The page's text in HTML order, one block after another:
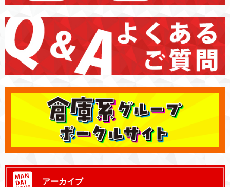
アーカイブ